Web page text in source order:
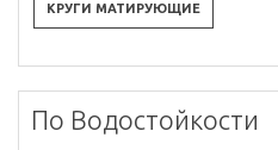
КРУГИ МАТИРУЮЩИЕ
По Водостойкости